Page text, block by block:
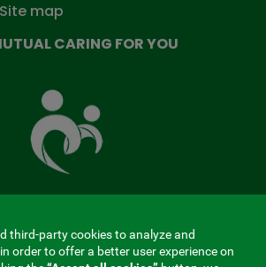
Site map
CARING FOR YOU
Mutual
Fund
that
takes
third-party cookies to analyze and
order to offer a better user experience on